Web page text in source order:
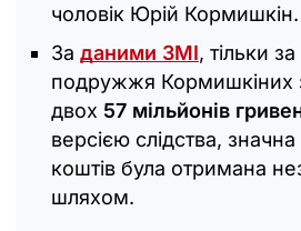
чоловік Юрій Кормишкін.
За даними ЗМІ, тільки
подружжя Кормишкіних
двох 57 мільйонів
версією слідства,
коштів була отримана
шляхом.